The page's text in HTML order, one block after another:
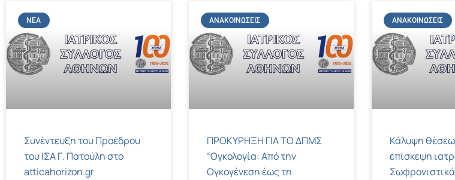
ΝΈΑ
Συνέντευξη του Προέδρου
του ΙΣΑ Γ. Πατούλη στο
atticahorizon.gr
ΑΝΑΚΟΙΝΏΣΕΙΣ
ΠΡΟΚΥΡΗΞΗ ΓΙΑ ΤΟ ΔΠΜΣ
“Ογκολογία: Από την
Ογκογένεση έως τη
ΑΝΑΚΟΙΝΏΣΕΙΣ
Κάλυψη
επίσκεψη
Σωφρονιστικά